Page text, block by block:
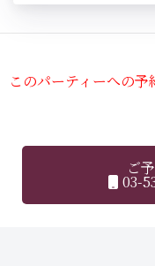
このパーティーへの予
ご
03-